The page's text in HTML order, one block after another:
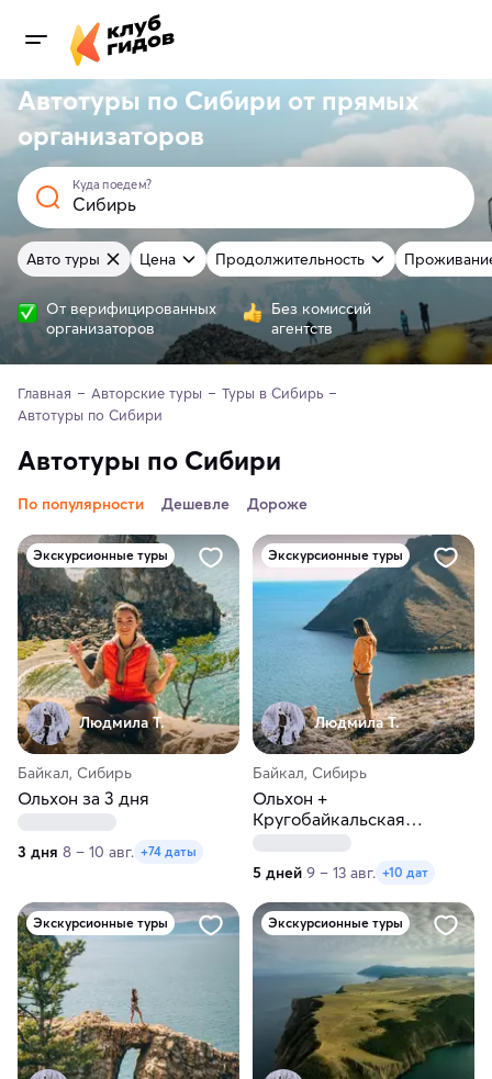
Автотуры по Сибири от прямых
организаторов
Куда поедем?
Авто туры Цена Продолжительность
От верифицированных
организаторов
Без комиссий
агентств
Главная Авторские туры
Туры в Сибирь
Автотуры по Сибири
Автотуры по Сибири
По популярности Дешевле Дороже
Экскурсионные туры
Людмила Т.
Байкал, Сибирь
Ольхон за 3 дня
3 дня 8 – 10 авг. +74 даты
Экскурсионные туры
Людмила Т.
Байкал, Сибирь
Ольхон +
Кругобайкальская
5 дней 9 – 13 авг. +10 дат
Экскурсионные туры Экскурсионные туры